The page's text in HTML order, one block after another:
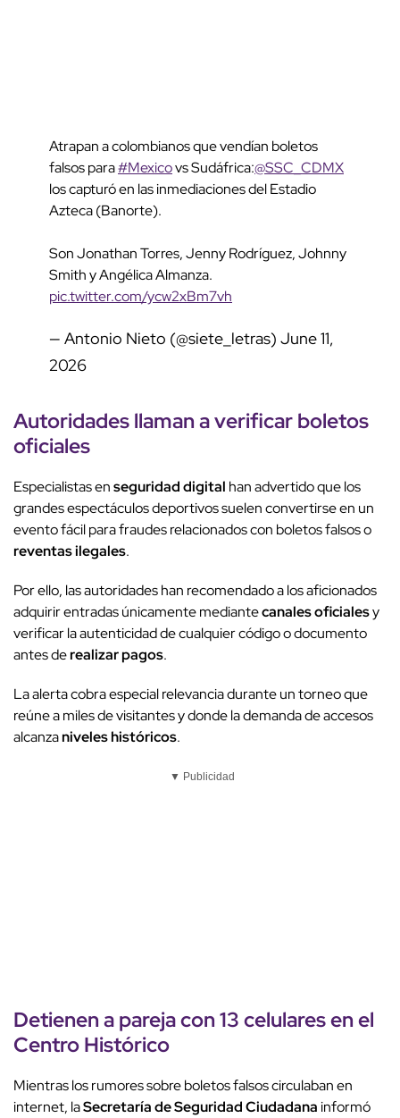
Atrapan a colombianos que vendían boletos
falsos para#Mexicovs Sudáfrica:@SSC_CDMX
los capturó en las inmediaciones del Estadio
Azteca (Banorte).
Son Jonathan Torres, Jenny Rodríguez, Johnny
Smith y Angélica Almanza.
pic.twitter.com/ycw2xBm7vh
— Antonio Nieto (@siete_letras) June 11,
2026
Autoridades llamanaverificar boletos
oficiales
Especialistas enseguridad digital han advertido que los
grandes espectáculos deportivos suelen convertirse en un
evento fácil para fraudes relacionados con boletos falsos o
reventas ilegales.
Por ello, las autoridades han recomendado a los aficionados
adquirir entradas únicamente mediantecanales oficialesy
verificar la autenticidad de cualquier código o documento
antes derealizar pagos.
La alerta cobra especial relevancia durante un torneo que
reúne a miles de visitantes y donde la demanda de accesos
alcanzaniveles históricos.
▼ Publicidad
Detienen a pareja con13 celularesen el
Centro Histórico
Mientras los rumores sobre boletos falsos circulaban en
internet, laSecretaría de Seguridad Ciudadanainformó